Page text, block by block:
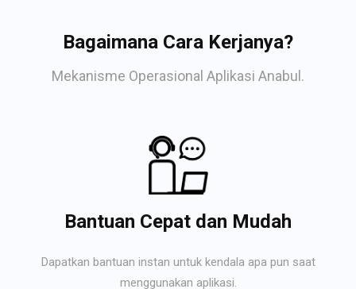
Bagaimana Cara Kerjanya?
Mekanisme Operasional Aplikasi Anabul.
Bantuan Cepat dan Mudah
Dapatkan bantuan instan untuk kendala apa pun saat
menggunakan aplikasi.